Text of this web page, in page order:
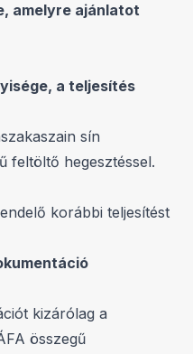
amelyre ajánlatot
a teljesítés
sín
feltöltő hegesztéssel.
korábbi teljesítést
kizárólag a
összegű